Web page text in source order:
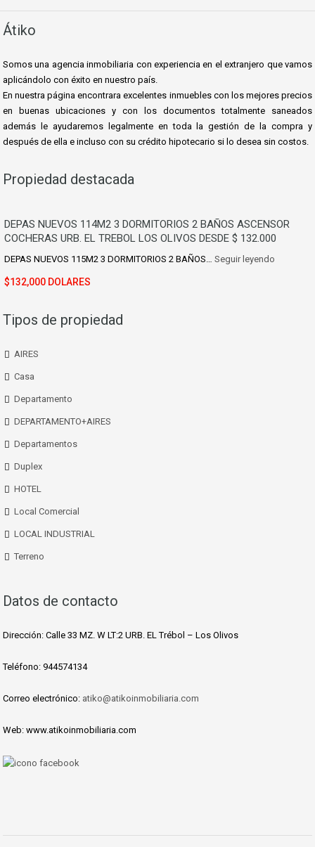
Átiko
Somos una agencia inmobiliaria con experiencia en el extranjero que vamos
aplicándolo con éxito en nuestro país.
En nuestra página encontrara excelentes inmuebles con los mejores precios
en buenas ubicaciones y con los documentos totalmente saneados
además le ayudaremos legalmente en toda la gestión de la compra y
después de ella e incluso con su crédito hipotecario si lo desea sin costos.
Propiedad destacada
DEPAS NUEVOS 114M2 3 DORMITORIOS 2 BAÑOS ASCENSOR
COCHERAS URB. EL TREBOL LOS OLIVOS DESDE $ 132.000
DEPAS NUEVOS 115M2 3 DORMITORIOS 2 BAÑOS… Seguir leyendo
$132,000 DOLARES
Tipos de propiedad
AIRES
Casa
Departamento
DEPARTAMENTO+AIRES
Departamentos
Duplex
HOTEL
Local Comercial
LOCAL INDUSTRIAL
Terreno
Datos de contacto
Dirección: Calle 33 MZ. W LT:2 URB. EL Trébol – Los Olivos
Teléfono: 944574134
Correo electrónico: atiko@atikoinmobiliaria.com
Web: www.atikoinmobiliaria.com